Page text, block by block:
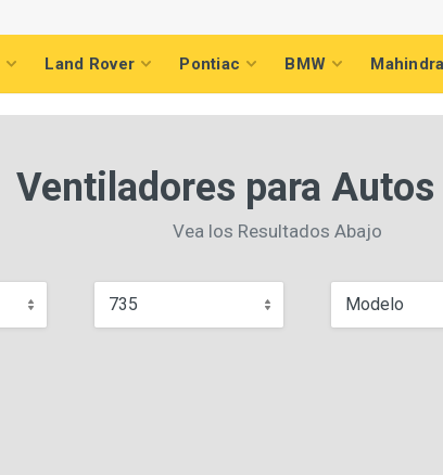
Land Rover Pontiac BMW Mahindra
Ventiladores para Autos
Vea los Resultados Abajo
735 Modelo